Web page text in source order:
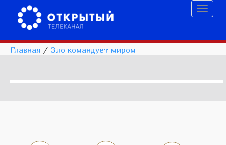
Главная / Зло командует миром